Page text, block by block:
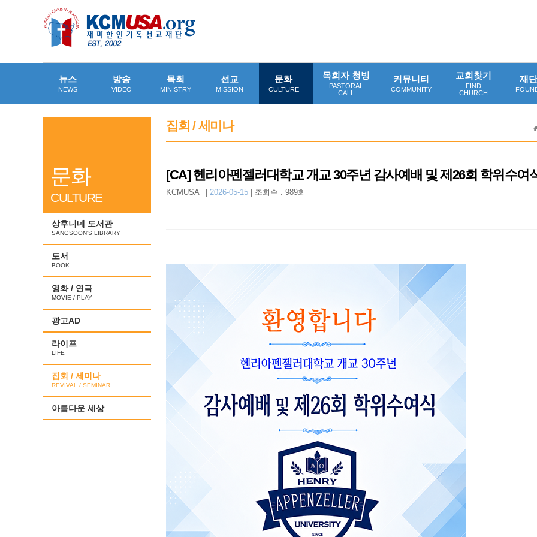
뉴스
NEWS
방송
VIDEO
목회
MINISTRY
선교
MISSION
문화
CULTURE
목회자 청빙
PASTORAL
CALL
커뮤니티
COMMUNITY
교회찾기
FIND
CHURCH
재
문화
CULTURE
상후니네 도서관
SANGSOON'S LIBRARY
도서
BOOK
영화 / 연극
MOVIE / PLAY
광고AD
라이프
LIFE
집회 / 세미나
REVIVAL / SEMINAR
아름다운 세상
집회 / 세미나
[CA] 헨리아펜젤러대학교 개교 30주년 감사예배 및 제26회 학위수여
KCMUSA 2026-05-15 조회수 : 989회